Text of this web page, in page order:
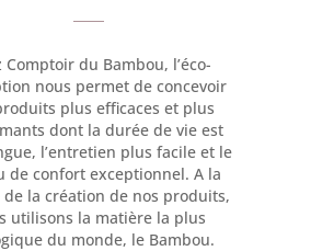
Comptoir du Bambou, l’éco-
nous permet de concevoir
plus efficaces et plus
dont la durée de vie est
l’entretien plus facile et le
de confort exceptionnel. A la
de la création de nos produits,
utilisons la matière la plus
du monde, le Bambou.